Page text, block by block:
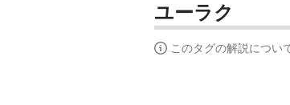
ユーラク
このタグの解説につい